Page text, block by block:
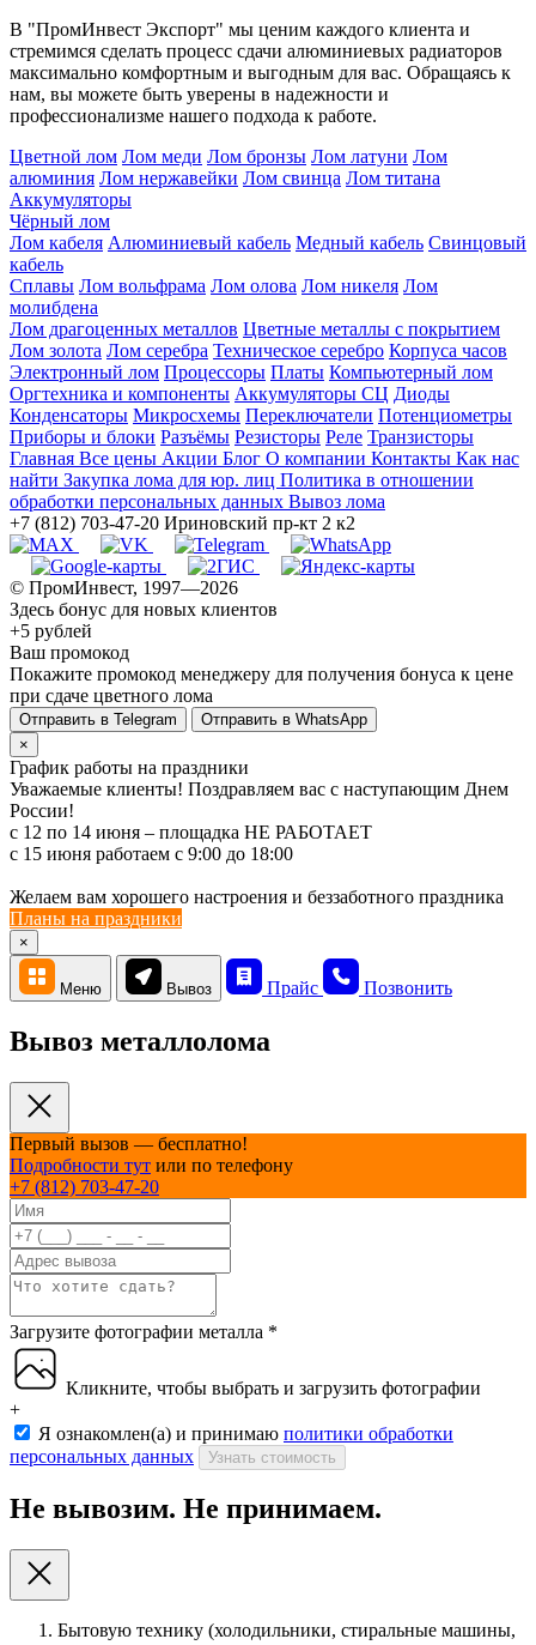
В "ПромИнвест Экспорт" мы ценим каждого клиента и
стремимся сделать процесс сдачи алюминиевых радиаторов
максимально комфортным и выгодным для вас. Обращаясь к
нам, вы можете быть уверены в надежности и
профессионализме нашего подхода к работе.
Цветной лом Лом меди Лом бронзы Лом латуни Лом
алюминия Лом нержавейки Лом свинца Лом титана
Аккумуляторы
Чёрный лом
Лом кабеля Алюминиевый кабель Медный кабель Свинцовый
кабель
Сплавы Лом вольфрама Лом олова Лом никеля Лом
молибдена
Лом драгоценных металлов Цветные металлы с покрытием
Лом золота Лом серебра Техническое серебро Корпуса часов
Электронный лом Процессоры Платы Компьютерный лом
Оргтехника и компоненты Аккумуляторы СЦ Диоды
Конденсаторы Микросхемы Переключатели Потенциометры
Приборы и блоки Разъёмы Резисторы Реле Транзисторы
Главная Все цены Акции Блог О компании Контакты Как нас
найти Закупка лома для юр. лиц Политика в отношении
обработки персональных данных Вывоз лома
+7 (812) 703-47-20 Ириновский пр-кт 2 к2
© ПромИнвест, 1997—2026
Здесь бонус для новых клиентов
+5 рублей
Ваш промокод
Покажите промокод менеджеру для получения бонуса к цене
при сдаче цветного лома
Отправить в Telegram
Отправить в WhatsApp
×
График работы на праздники
Уважаемые клиенты! Поздравляем вас с наступающим Днем
России!
с 12 по 14 июня – площадка НЕ РАБОТАЕТ
c 15 июня работаем с 9:00 до 18:00
Желаем вам хорошего настроения и беззаботного праздника
Планы на праздники
×
Меню Вывоз Прайс Позвонить
Вывоз металлолома
Первый вызов — бесплатно!
Подробности тут или по телефону
+7 (812) 703-47-20
Загрузите фотографии металла *
Кликните, чтобы выбрать и загрузить фотографии
+
Я ознакомлен(а) и принимаю политики обработки
персональных данных
Узнать стоимость
Не вывозим. Не принимаем.
Бытовую технику (холодильники, стиральные машины,